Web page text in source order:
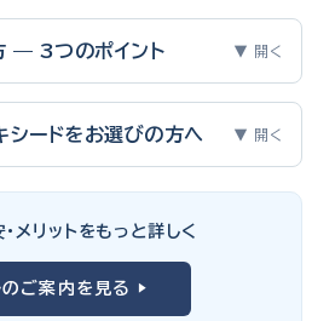
— 3つのポイント ▼ 開く
会・コンクールの舞台は、お子様にと
師としての経験から、衣装選びで大切
ト"を選ぶ
は、お子様の体にきちんと合ったサ
大きめを買って長く着せたい」という
シードをお選びの方へ ▼ 開く
ストスタイルは合唱・アンサンブル向
おすすめです。詳しくは
メリットをもっと詳しく
のご案内を見る ▶